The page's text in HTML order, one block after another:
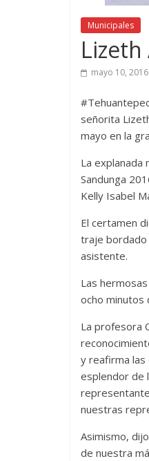
Municipales
mayo 10, 2016
señorita
mayo en la
La explanada
Sandunga
Kelly Isabel
El certamen
traje bordado
asistente.
Las
ocho minutos
La profesora
y reafirma las
esplendor de
nuestras
Asimismo,
de nuestra